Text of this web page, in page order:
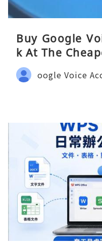
Buy Google
k At The
oogle Voice